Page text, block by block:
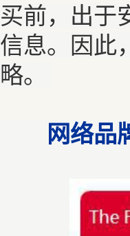
买前，出于
信息。因此
略。
网络品